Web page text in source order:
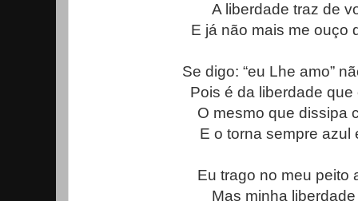
A liberdade traz de
E já não mais me ouço
Se digo: “eu Lhe amo”
Pois é da liberdade que
O mesmo que dissipa
E o torna sempre azul
Eu trago no meu peito
Mas minha